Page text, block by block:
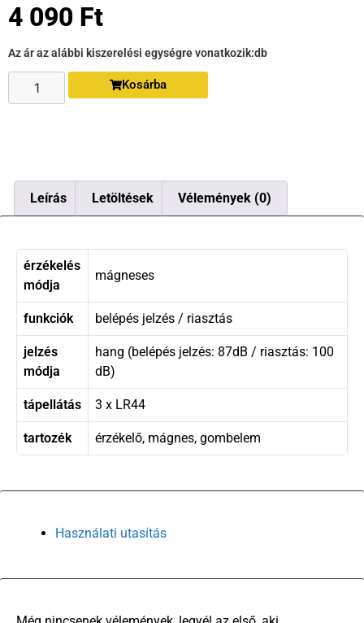
4 090 Ft
Az ár az alábbi kiszerelési egységre vonatkozik:db
Kosárba
Leírás Letöltések Vélemények (0)
érzékelés
módja
mágneses
funkciók belépés jelzés / riasztás
jelzés
módja
hang (belépés jelzés: 87dB / riasztás: 100
dB)
tápellátás 3 x LR44
tartozék érzékelő, mágnes, gombelem
Használati utasítás